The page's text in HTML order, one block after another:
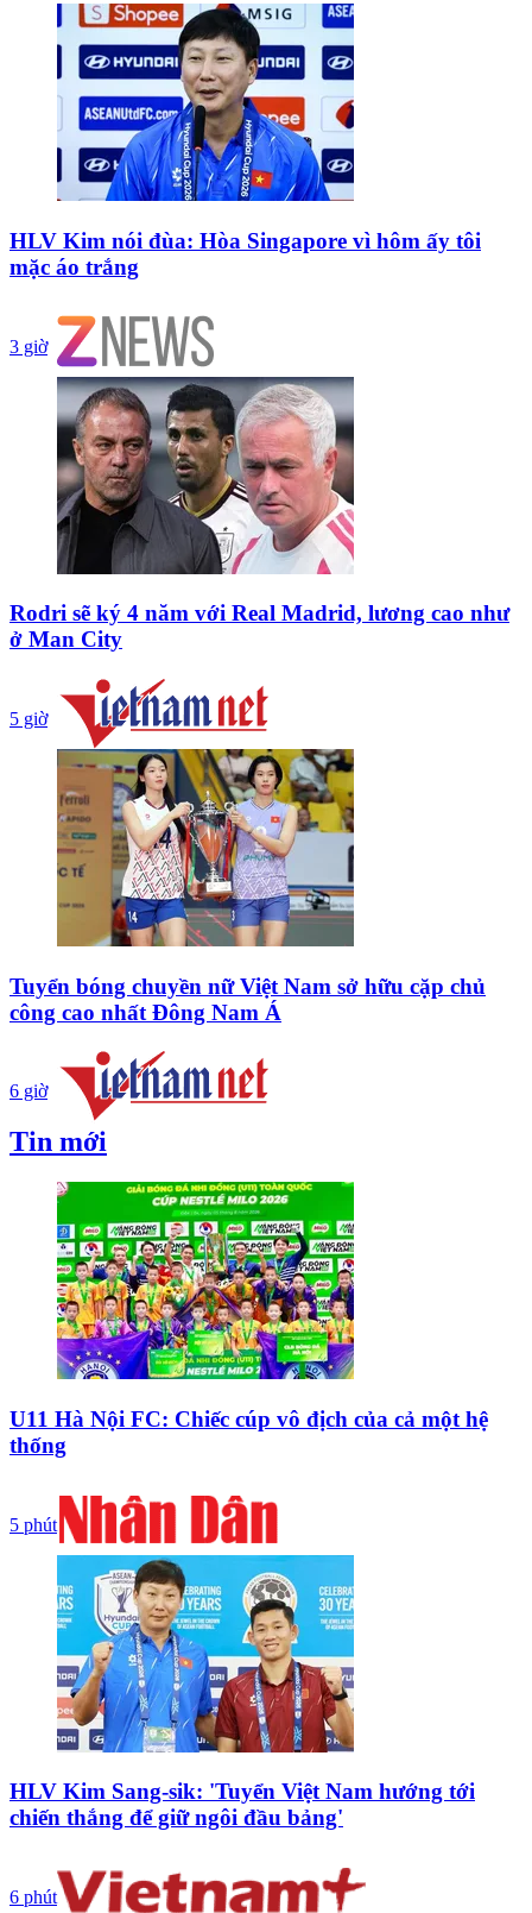
HLV Kim nói đùa: Hòa Singapore vì hôm ấy tôi
mặc áo trắng
3 giờ
Rodri sẽ ký 4 năm với Real Madrid, lương cao như
ở Man City
5 giờ
Tuyển bóng chuyền nữ Việt Nam sở hữu cặp chủ
công cao nhất Đông Nam Á
6 giờ
Tin mới
U11 Hà Nội FC: Chiếc cúp vô địch của cả một hệ
thống
5 phút
HLV Kim Sang-sik: 'Tuyển Việt Nam hướng tới
chiến thắng để giữ ngôi đầu bảng'
6 phút